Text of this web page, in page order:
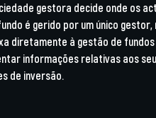
gestora decide onde os
é gerido por um único
diretamente à gestão de
informações relativas aos
de inversão.